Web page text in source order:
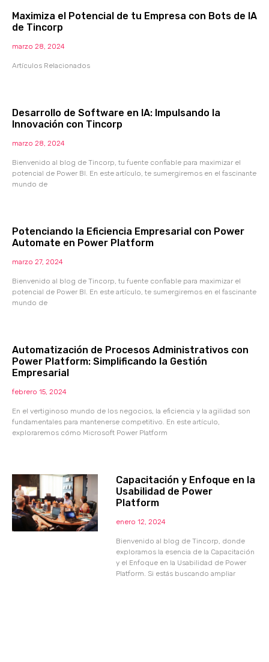
Maximiza el Potencial de tu Empresa con Bots de IA
de Tincorp
marzo 28, 2024
Artículos Relacionados
Desarrollo de Software en IA: Impulsando la
Innovación con Tincorp
marzo 28, 2024
Bienvenido al blog de Tincorp, tu fuente confiable para maximizar el
potencial de Power BI. En este artículo, te sumergiremos en el fascinante
mundo de
Potenciando la Eficiencia Empresarial con Power
Automate en Power Platform
marzo 27, 2024
Bienvenido al blog de Tincorp, tu fuente confiable para maximizar el
potencial de Power BI. En este artículo, te sumergiremos en el fascinante
mundo de
Automatización de Procesos Administrativos con
Power Platform: Simplificando la Gestión
Empresarial
febrero 15, 2024
En el vertiginoso mundo de los negocios, la eficiencia y la agilidad son
fundamentales para mantenerse competitivo. En este artículo,
exploraremos cómo Microsoft Power Platform
Capacitación y Enfoque en la
Usabilidad de Power
Platform
enero 12, 2024
Bienvenido al blog de Tincorp, donde
exploramos la esencia de la Capacitación
y el Enfoque en la Usabilidad de Power
Platform. Si estás buscando ampliar